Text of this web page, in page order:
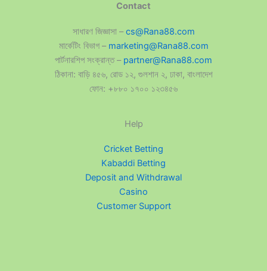
Contact
সাধারণ জিজ্ঞাসা –cs@Rana88.com
মার্কেটিং বিভাগ – marketing@Rana88.com
পার্টনারশিপ সংক্রান্ত – partner@Rana88.com
ঠিকানা: বাড়ি ৪৫৬, রোড ১২, গুলশান ২, ঢাকা, বাংলাদেশ
ফোন: +৮৮০ ১৭০০ ১২৩৪৫৬
Help
Cricket Betting
Kabaddi Betting
Deposit and Withdrawal
Casino
Customer Support